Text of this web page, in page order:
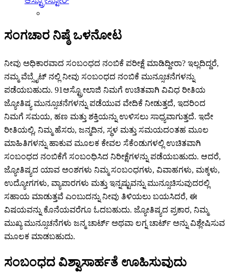
ಸಂಗಚಾರ ನಿಷ್ಠೆ ಒಳನೋಟ
ನೀವು ಅಧಿಕಾರವಾದ ಸಂಬಂಧದ ನಂಬಿಕೆ ಪರೀಕ್ಷೆ ಮಾಡಿದ್ದೀರಾ? ಇಲ್ಲದಿದ್ದರೆ,
ನಮ್ಮ ವೆಬ್ಸೈಟ್ ನಲ್ಲಿ ನೀವು ಸಂಬಂಧದ ನಂಬಿಕೆ ಮುನ್ಸೂಚನೆಗಳನ್ನು
ಪಡೆಯಬಹುದು. 91ಆಸ್ಟ್ರೋಲಾಜಿ ನಿಮಗೆ ಉಚಿತವಾಗಿ ವಿವಿಧ ರೀತಿಯ
ಜ್ಯೋತಿಷ್ಯ ಮುನ್ಸೂಚನೆಗಳನ್ನು ಪಡೆಯುವ ವೇದಿಕೆ ನೀಡುತ್ತದೆ, ಇದರಿಂದ
ನಿಮಗೆ ಸಮಯ, ಹಣ ಮತ್ತು ಶಕ್ತಿಯನ್ನು ಉಳಿಸಲು ಸಾಧ್ಯವಾಗುತ್ತದೆ. ಇದೇ
ರೀತಿಯಲ್ಲಿ, ನಿಮ್ಮ ಹೆಸರು, ಜನ್ಮದಿನ, ಸ್ಥಳ ಮತ್ತು ಸಮಯದಂತಹ ಮೂಲ
ಮಾಹಿತಿಗಳನ್ನು ಹಾಕುವ ಮೂಲಕ ಕೇವಲ ಸೆಕೆಂಡುಗಳಲ್ಲಿ ಉಚಿತವಾಗಿ
ಸಂಬಂಧದ ನಂಬಿಕೆಗೆ ಸಂಬಂಧಿಸಿದ ನಿರೀಕ್ಷೆಗಳನ್ನು ಪಡೆಯಬಹುದು. ಆದರೆ,
ಜ್ಯೋತಿಷ್ಯದ ಯಾವ ಅಂಶಗಳು ನಿಮ್ಮ ಸಂಬಂಧಗಳು, ವಿವಾಹಗಳು, ಮಕ್ಕಳು,
ಉದ್ಯೋಗಗಳು, ವ್ಯಾಪಾರಗಳು ಮತ್ತು ಇನ್ನಷ್ಟುವನ್ನು ಮುನ್ಸೂಚಿಸುವುದರಲ್ಲಿ
ಸಹಾಯ ಮಾಡುತ್ತವೆ ಎಂಬುದನ್ನು ನೀವು ತಿಳಿಯಲು ಬಯಸಿದರೆ, ಈ
ವಿಷಯವನ್ನು ಕೊನೆಯವರೆಗೂ ಓದಬಹುದು. ಜ್ಯೋತಿಷ್ಯದ ಪ್ರಕಾರ, ನಿಮ್ಮ
ಮುಖ್ಯ ಮುನ್ಸೂಚನೆಗಳು ಜನ್ಮ ಚಾರ್ಟ್ ಅಥವಾ ಲಗ್ನ ಚಾರ್ಟ್ ಅನ್ನು ವಿಶ್ಲೇಷಿಸುವ
ಮೂಲಕ ಮಾಡಬಹುದು.
ಸಂಬಂಧದ ವಿಶ್ವಾಸಾರ್ಹತೆ ಊಹಿಸುವುದು